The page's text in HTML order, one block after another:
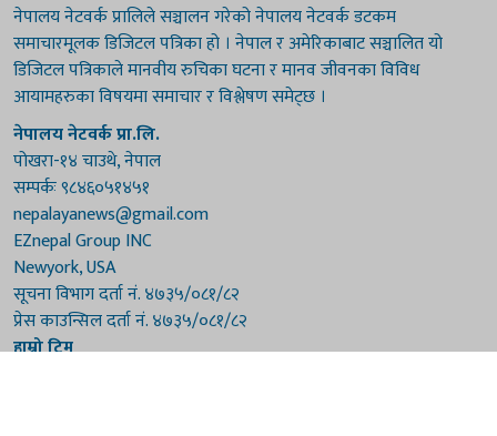
नेपालय नेटवर्क प्रालिले सञ्चालन गरेको नेपालय नेटवर्क डटकम
समाचारमूलक डिजिटल पत्रिका हो । नेपाल र अमेरिकाबाट सञ्चालित यो
डिजिटल पत्रिकाले मानवीय रुचिका घटना र मानव जीवनका विविध
आयामहरुका विषयमा समाचार र विश्लेषण समेट्छ ।
नेपालय नेटवर्क प्रा.लि.
पोखरा-१४ चाउथे, नेपाल
सम्पर्कः ९८४६०५१४५१
nepalayanews@gmail.com
EZnepal Group INC
Newyork, USA
सूचना विभाग दर्ता नं. ४७३५/०८१/८२
प्रेस काउन्सिल दर्ता नं. ४७३५/०८१/८२
हाम्रो टिम